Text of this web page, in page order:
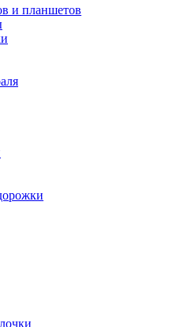
и планшетов